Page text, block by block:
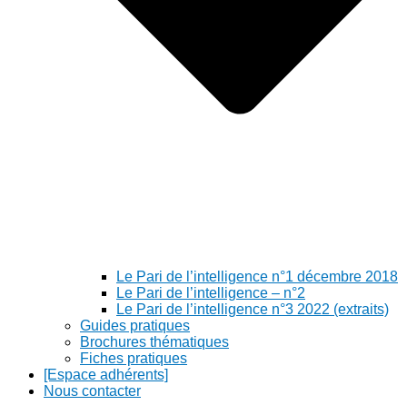
Le Pari de l’intelligence n°1 décembre 2018
Le Pari de l’intelligence – n°2
Le Pari de l’intelligence n°3 2022 (extraits)
Guides pratiques
Brochures thématiques
Fiches pratiques
[Espace adhérents]
Nous contacter